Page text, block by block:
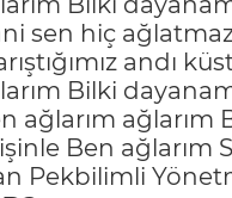
sen hiç
andı
Bilki
ağlarım ağlarım
Ben ağlarım
Pekbilimli